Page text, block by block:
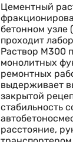
Цементный
бетонном узле
проходит
Раствор М300
монолитных
ремонтных
выдерживает
закрытой
стабильность
расстояние,